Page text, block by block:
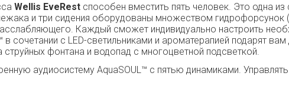
Wellis EveRest способен вместить пять человек. Это одна
и три сидения оборудованы множеством
Каждый сможет индивидуально настроить
сочетании с LED-светильниками и ароматерапией подарят
фонтана и водопад с многоцветной подсветкой.
аудиосистему AquaSOUL™ с пятью динамиками.